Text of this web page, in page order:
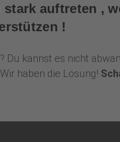
auftreten ,
!
kannst es nicht
haben die Lösung!